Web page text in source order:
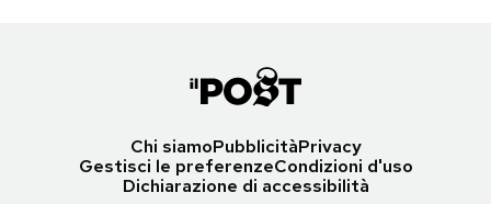
Chi siamoPubblicitàPrivacy
Gestisci le preferenzeCondizioni d'uso
Dichiarazione di accessibilità